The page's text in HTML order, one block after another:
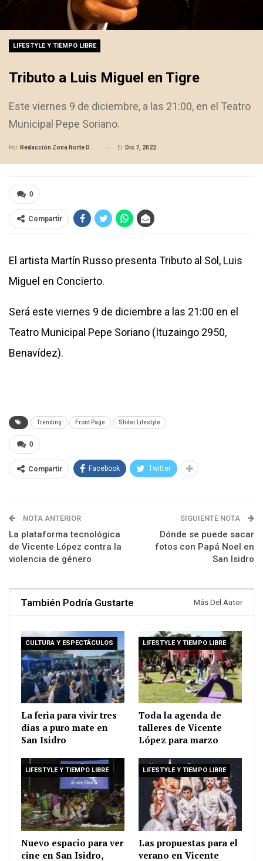
LIFESTYLE Y TIEMPO LIBRE
Tributo a Luis Miguel en Tigre
Este viernes 9 de diciembre, a las 21:00, en el Teatro
Municipal Pepe Soriano.
Por Redacción Zona Norte Daily El Dic 7, 2022
0
Compartir
El artista Martín Russo presenta Tributo al Sol, Luis
Miguel en Concierto.
Será este viernes 9 de diciembre a las 21:00 en el
Teatro Municipal Pepe Soriano (Ituzaingo 2950,
Benavídez).
Trending Front Page Slider Lifestyle
0
Compartir Facebook Twitter
NOTA ANTERIOR
La plataforma tecnológica
de Vicente López contra la
violencia de género
SIGUIENTE NOTA
Dónde se puede sacar
fotos con Papá Noel en
San Isidro
También Podría Gustarte Más Del Autor
CULTURA Y ESPECTÁCULOS
La feria para vivir tres
días a puro mate en
San Isidro
LIFESTYLE Y TIEMPO LIBRE
Toda la agenda de
talleres de Vicente
López para marzo
LIFESTYLE Y TIEMPO LIBRE
Nuevo espacio para ver
cine en San Isidro,
LIFESTYLE Y TIEMPO LIBRE
Las propuestas para el
verano en Vicente